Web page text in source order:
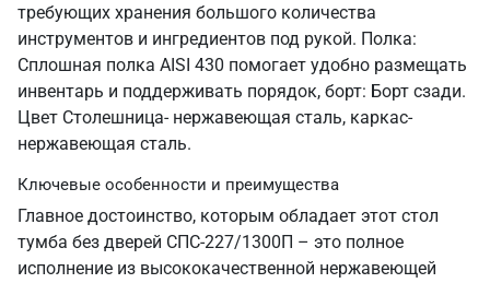
требующих хранения большого количества
инструментов и ингредиентов под рукой. Полка:
Сплошная полка AISI 430 помогает удобно размещать
инвентарь и поддерживать порядок, борт: Борт сзади.
Цвет Столешница- нержавеющая сталь, каркас-
нержавеющая сталь.
Ключевые особенности и преимущества
Главное достоинство, которым обладает этот стол
тумба без дверей СПС-227/1300П – это полное
исполнение из высококачественной нержавеющей